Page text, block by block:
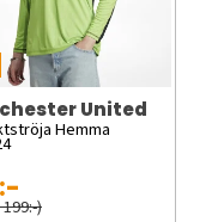
United
Hemma
)